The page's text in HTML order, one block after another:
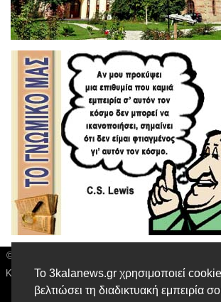
Το 3kalanews.gr χρησιμοποιεί
βελτιώσει τη διαδικτυακή εμπειρία
© 3kala News | Διακριτικός Τίτλος: Orion Media,
Καρδίτσας, Υπο/μα Τρικάλων, Δ/νση: Τιουσόν 31
24310 63300, email: